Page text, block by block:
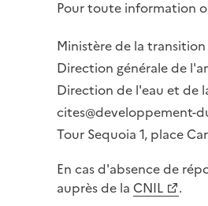
Pour toute information
Ministère de la
Direction générale de
Direction de l'eau et de
cites@developpement-
Tour Sequoia 1, place
En cas d'absence de
auprès de la CNIL .